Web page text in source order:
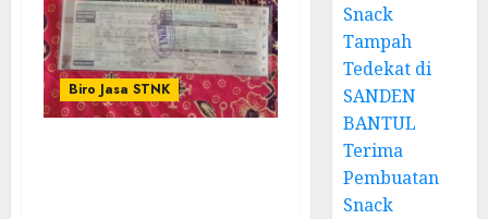
Biro Jasa STNK
Snack
Tampah
Tedekat di
SANDEN
BANTUL
Terima
Pembuatan
Snack